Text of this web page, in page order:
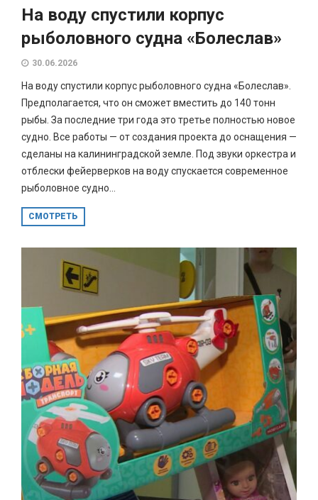
На воду спустили корпус
рыболовного судна «Болеслав»
30.06.2026
На воду спустили корпус рыболовного судна «Болеслав».
Предполагается, что он сможет вместить до 140 тонн
рыбы. За последние три года это третье полностью новое
судно. Все работы — от создания проекта до оснащения —
сделаны на калининградской земле. Под звуки оркестра и
отблески фейерверков на воду спускается современное
рыболовное судно...
СМОТРЕТЬ